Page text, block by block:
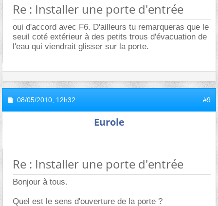
Re : Installer une porte d'entrée
oui d'accord avec F6. D'ailleurs tu remarqueras que le
seuil coté extérieur à des petits trous d'évacuation de
l'eau qui viendrait glisser sur la porte.
08/05/2010, 12h32 #9
Eurole
Re : Installer une porte d'entrée
Bonjour à tous.
Quel est le sens d'ouverture de la porte ?